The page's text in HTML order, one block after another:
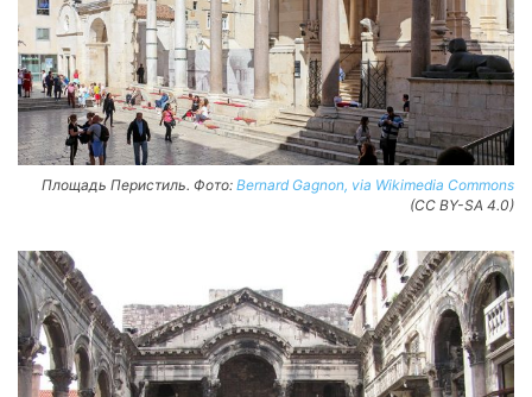
Площадь Перистиль. Фото: Bernard Gagnon, via Wikimedia Commons
(CC BY-SA 4.0)